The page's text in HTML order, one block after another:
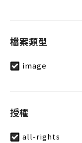
檔案類型
image
授權
all-rights